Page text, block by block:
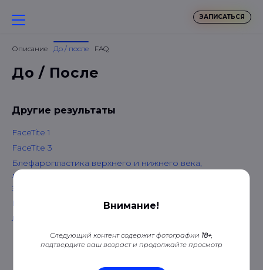
ЗАПИСАТЬСЯ
Описание До / после FAQ
До / После
Другие результаты
FaceTite 1
FaceTite 3
Блефаропластика верхнего и нижнего века,
липофилинг лица (подбровной, периорбитальный
зоны)
Блефаропластика верхнего века
Липомоделирование
Внимание!
Следующий контент содержит фотографии 18+,
подтвердите ваш возраст и продолжайте просмотр